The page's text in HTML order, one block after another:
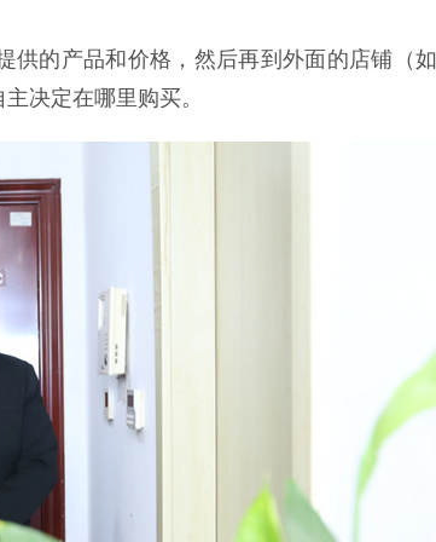
供的产品和价格，然后再到外面的店铺（如
决定在哪里购买。